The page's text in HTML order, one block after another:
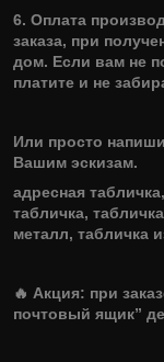
6. Оплата
заказа, при
дом. Если вам не
платите и не
Или просто
Вашим эскизам.
адресная
табличка,
металл, табличка
🔥 Акция: при
почтовый ящик”